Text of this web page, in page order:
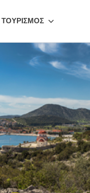
ΤΟΥΡΙΣΜΟΣ